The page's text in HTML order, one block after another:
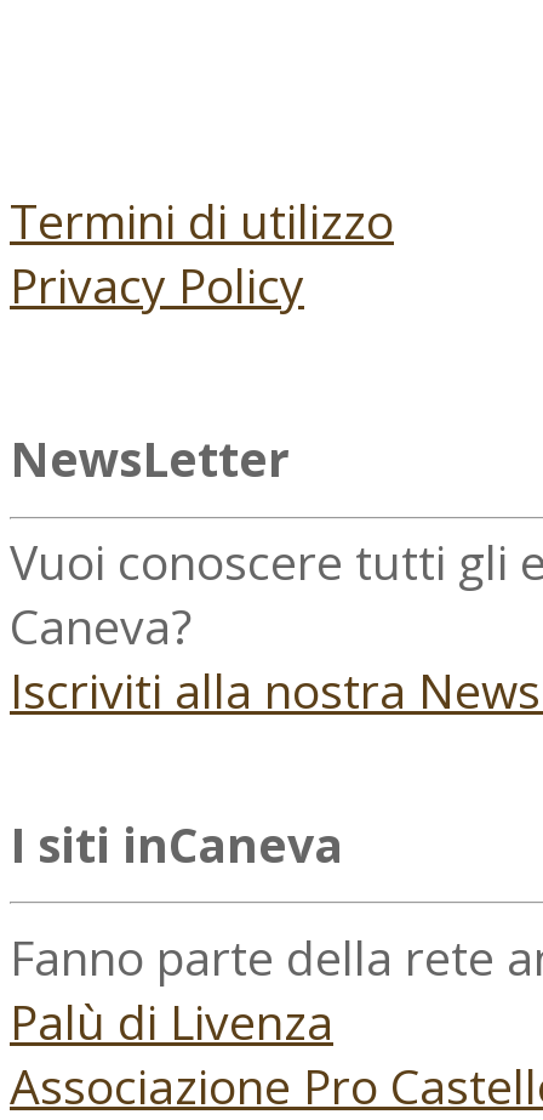
Termini di utilizzo
Privacy Policy
NewsLetter
Vuoi conoscere tutti gli
Caneva?
Iscriviti alla nostra
I siti inCaneva
Fanno parte della rete
Palù di Livenza
Associazione Pro